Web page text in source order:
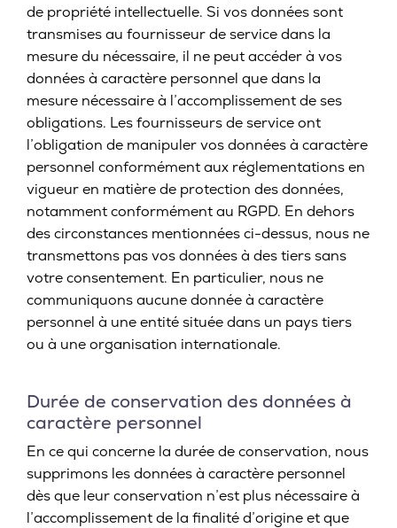
de propriété intellectuelle. Si vos données sont
transmises au fournisseur de service dans la
mesure du nécessaire, il ne peut accéder à vos
données à caractère personnel que dans la
mesure nécessaire à l’accomplissement de ses
obligations. Les fournisseurs de service ont
l’obligation de manipuler vos données à caractère
personnel conformément aux réglementations en
vigueur en matière de protection des données,
notamment conformément au RGPD. En dehors
des circonstances mentionnées ci-dessus, nous ne
transmettons pas vos données à des tiers sans
votre consentement. En particulier, nous ne
communiquons aucune donnée à caractère
personnel à une entité située dans un pays tiers
ou à une organisation internationale.
Durée de conservation des données à
caractère personnel
En ce qui concerne la durée de conservation, nous
supprimons les données à caractère personnel
dès que leur conservation n’est plus nécessaire à
l’accomplissement de la finalité d’origine et que